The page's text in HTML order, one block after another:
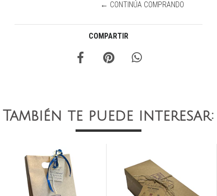
← CONTINÚA COMPRANDO
COMPARTIR
También te puede interesar: